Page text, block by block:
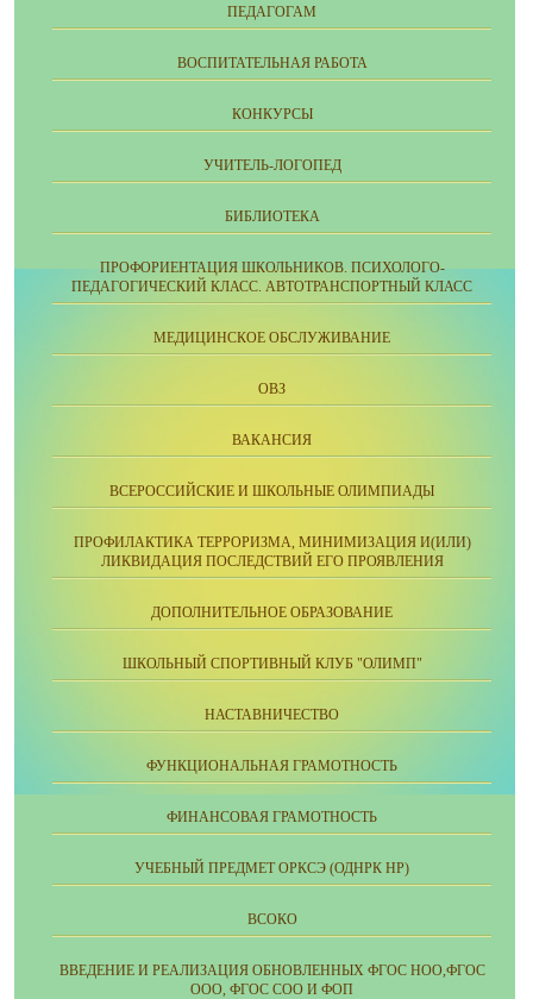
ПЕДАГОГАМ
ВОСПИТАТЕЛЬНАЯ РАБОТА
КОНКУРСЫ
УЧИТЕЛЬ-ЛОГОПЕД
БИБЛИОТЕКА
ПРОФОРИЕНТАЦИЯ ШКОЛЬНИКОВ. ПСИХОЛОГО-
ПЕДАГОГИЧЕСКИЙ КЛАСС. АВТОТРАНСПОРТНЫЙ КЛАСС
МЕДИЦИНСКОЕ ОБСЛУЖИВАНИЕ
ОВЗ
ВАКАНСИЯ
ВСЕРОССИЙСКИЕ И ШКОЛЬНЫЕ ОЛИМПИАДЫ
ПРОФИЛАКТИКА ТЕРРОРИЗМА, МИНИМИЗАЦИЯ И(ИЛИ)
ЛИКВИДАЦИЯ ПОСЛЕДСТВИЙ ЕГО ПРОЯВЛЕНИЯ
ДОПОЛНИТЕЛЬНОЕ ОБРАЗОВАНИЕ
ШКОЛЬНЫЙ СПОРТИВНЫЙ КЛУБ "ОЛИМП"
НАСТАВНИЧЕСТВО
ФУНКЦИОНАЛЬНАЯ ГРАМОТНОСТЬ
ФИНАНСОВАЯ ГРАМОТНОСТЬ
УЧЕБНЫЙ ПРЕДМЕТ ОРКСЭ (ОДНРК НР)
ВСОКО
ВВЕДЕНИЕ И РЕАЛИЗАЦИЯ ОБНОВЛЕННЫХ ФГОС НОО,ФГОС
ООО, ФГОС СОО И ФОП